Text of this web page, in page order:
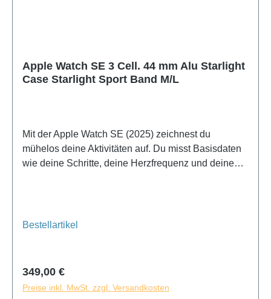
Apple Watch SE 3 Cell. 44 mm Alu Starlight
Case Starlight Sport Band M/L
Mit der Apple Watch SE (2025) zeichnest du
mühelos deine Aktivitäten auf. Du misst Basisdaten
wie deine Schritte, deine Herzfrequenz und deinen
Bestellartikel
Regulärer Preis:
349,00 €
Preise inkl. MwSt. zzgl. Versandkosten